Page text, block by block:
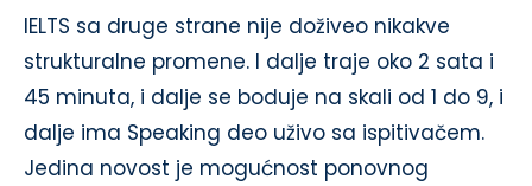
IELTS sa druge strane nije doživeo nikakve
strukturalne promene. I dalje traje oko 2 sata i
45 minuta, i dalje se boduje na skali od 1 do 9, i
dalje ima Speaking deo uživo sa ispitivačem.
Jedina novost je mogućnost ponovnog